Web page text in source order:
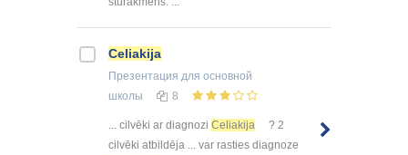
Celiakija
Презентация для основной
школы
8
... cilvēki ar diagnozi Celiakija
? 2
cilvēki atbildēja ... var rasties diagnoze